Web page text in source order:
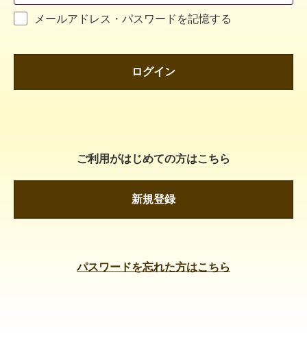
メールアドレス・パスワードを記憶する
ログイン
ご利用がはじめての方はこちら
新規登録
パスワードを忘れた方はこちら